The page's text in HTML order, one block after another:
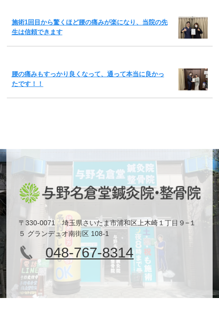
施術1回目から驚くほど腰の痛みが楽になり、当院の先
生は信頼できます
腰の痛みもすっかり良くなって、通って本当に良かっ
たです！！
〒330-0071 埼玉県さいたま市浦和区上木崎１丁目９−１
５ グランデュオ南街区 108-1
048-767-8314